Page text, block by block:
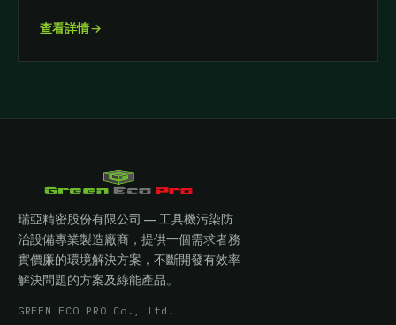
查看詳情
瑞亞精密股份有限公司 — 工具機污染防
治設備專業製造廠商，提供一個需求者務
實價廉的環境解決方案，不斷開發有效率
解決問題的方案及綠能產品。
GREEN ECO PRO Co., Ltd.